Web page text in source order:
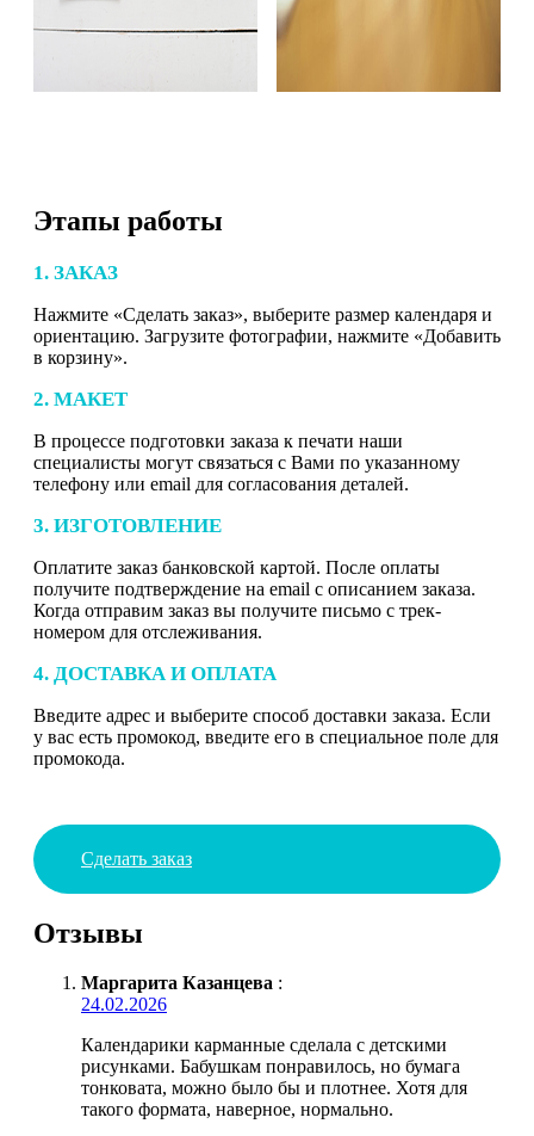
Этапы работы
1. ЗАКАЗ
Нажмите «Сделать заказ», выберите размер календаря и
ориентацию. Загрузите фотографии, нажмите «Добавить
в корзину».
2. МАКЕТ
В процессе подготовки заказа к печати наши
специалисты могут связаться с Вами по указанному
телефону или email для согласования деталей.
3. ИЗГОТОВЛЕНИЕ
Оплатите заказ банковской картой. После оплаты
получите подтверждение на email с описанием заказа.
Когда отправим заказ вы получите письмо с трек-
номером для отслеживания.
4. ДОСТАВКА И ОПЛАТА
Введите адрес и выберите способ доставки заказа. Если
у вас есть промокод, введите его в специальное поле для
промокода.
Сделать заказ
Отзывы
Маргарита Казанцева :
24.02.2026
Календарики карманные сделала с детскими
рисунками. Бабушкам понравилось, но бумага
тонковата, можно было бы и плотнее. Хотя для
такого формата, наверное, нормально.